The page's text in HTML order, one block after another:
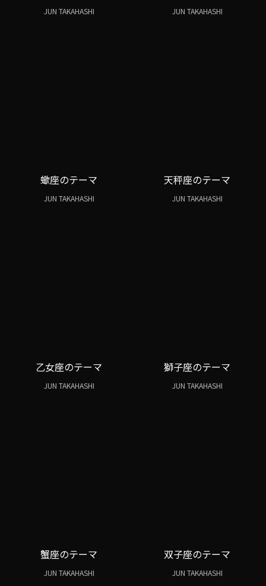
JUN TAKAHASHI JUN TAKAHASHI
蠍座のテーマ
JUN TAKAHASHI
天秤座のテーマ
JUN TAKAHASHI
乙女座のテーマ
JUN TAKAHASHI
獅子座のテーマ
JUN TAKAHASHI
蟹座のテーマ
JUN TAKAHASHI
双子座のテーマ
JUN TAKAHASHI